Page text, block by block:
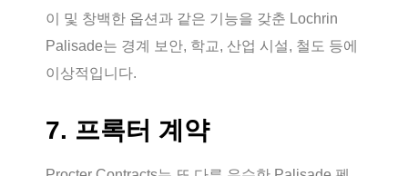
이 및 창백한 옵션과 같은 기능을 갖춘 Lochrin
Palisade는 경계 보안, 학교, 산업 시설, 철도 등에
이상적입니다.
7. 프록터 계약